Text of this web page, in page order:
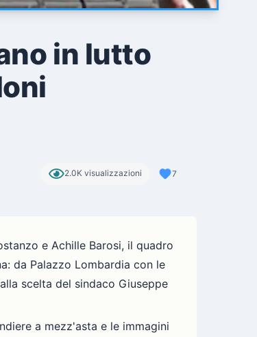
in lutto
2.0K visualizzazioni 7
e Achille Barosi, il quadro
da Palazzo Lombardia con le
scelta del sindaco Giuseppe
a mezz'asta e le immagini